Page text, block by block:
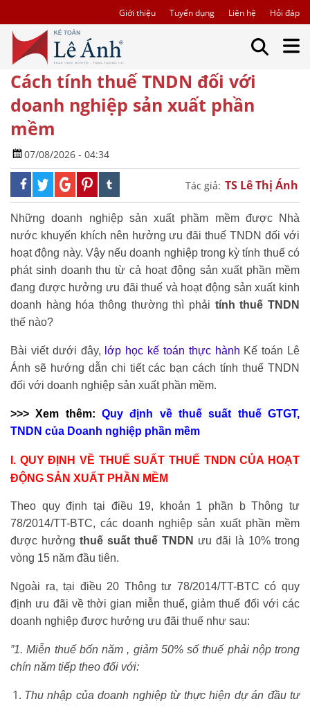
Giới thiệu Tuyển dụng Liên hệ Hỏi đáp
Cách tính thuế TNDN đối với
doanh nghiệp sản xuất phần
mềm
07/08/2026 - 04:34
Tác giả: TS Lê Thị Ánh
Những doanh nghiệp sản xuất phầm mềm được Nhà
nước khuyến khích nên hưởng ưu đãi thuế TNDN đối với
hoạt động này. Vậy nếu doanh nghiệp trong kỳ tính thuế có
phát sinh doanh thu từ cả hoạt động sản xuất phần mềm
đang được hưởng ưu đãi thuế và hoạt động sản xuất kinh
doanh hàng hóa thông thường thì phải tính thuế TNDN
thế nào?
Bài viết dưới đây, lớp học kế toán thực hành Kế toán Lê
Ánh sẽ hướng dẫn chi tiết các bạn cách tính thuế TNDN
đối với doanh nghiệp sản xuất phần mềm.
>>> Xem thêm: Quy định về thuế suất thuế GTGT,
TNDN của Doanh nghiệp phần mềm
I. QUY ĐỊNH VỀ THUẾ SUẤT THUẾ TNDN CỦA HOẠT
ĐỘNG SẢN XUẤT PHẦN MỀM
Theo quy định tại điều 19, khoản 1 phần b Thông tư
78/2014/TT-BTC, các doanh nghiệp sản xuất phần mềm
được hưởng thuế suất thuế TNDN ưu đãi là 10% trong
vòng 15 năm đầu tiên.
Ngoài ra, tại điều 20 Thông tư 78/2014/TT-BTC có quy
định ưu đãi về thời gian miễn thuế, giảm thuế đối với các
doanh nghiệp được hưởng ưu đãi thuế như sau:
”1. Miễn thuế bốn năm , giảm 50% số thuế phải nộp trong
chín năm tiếp theo đối với:
Thu nhập của doanh nghiệp từ thực hiện dự án đầu tư